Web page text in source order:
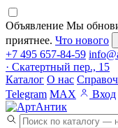
Объявление Мы
приятнее. Что нового
+7 495 657-84-59
· Скатертный пер., 15
Каталог О нас
Telegram MAX Вход